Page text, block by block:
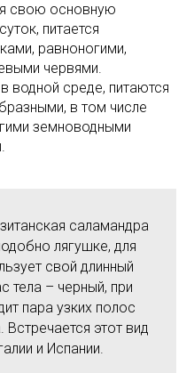
свою основную
питается
равноногими,
червями.
водной среде, питаются
в том числе
земноводными
саламандра
лягушке, для
свой длинный
тела – черный, при
пара узких полос
Встречается этот вид
и Испании.